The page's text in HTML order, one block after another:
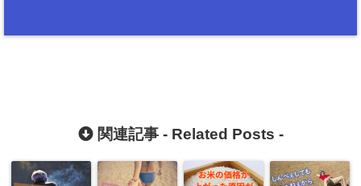
関連記事 - Related Posts -